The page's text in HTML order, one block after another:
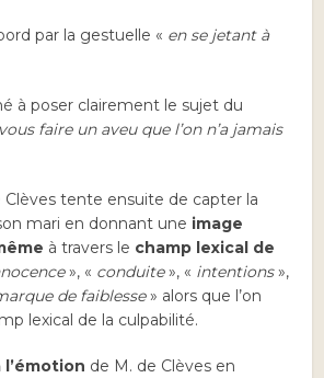
par la gestuelle « en se jetant à
à poser clairement le sujet du
faire un aveu que l’on n’a jamais
Clèves tente ensuite de capter la
mari en donnant une image
à travers le champ lexical de
», « conduite», « intentions»,
de faiblesse» alors que l’on
lexical de la culpabilité.
l’émotion de M. de Clèves en